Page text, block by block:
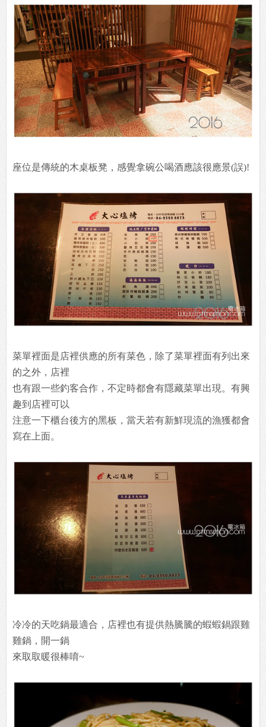
座位是傳統的木桌板凳，感覺拿碗公喝酒應該很應景(誤)!
菜單裡面是店裡供應的所有菜色，除了菜單裡面有列出來
的之外，店裡
也有跟一些釣客合作，不定時都會有隱藏菜單出現。有興
趣到店裡可以
注意一下櫃台後方的黑板，當天若有新鮮現流的漁獲都會
寫在上面。
冷冷的天吃鍋最適合，店裡也有提供熱騰騰的蝦蝦鍋跟雞
雞鍋，開一鍋
來取取暖很棒唷~